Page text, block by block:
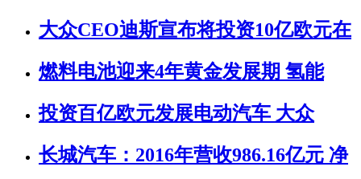
大众CEO迪斯宣布将投资10亿欧元在
燃料电池迎来4年黄金发展期 氢能
投资百亿欧元发展电动汽车 大众
长城汽车：2016年营收986.16亿元 净